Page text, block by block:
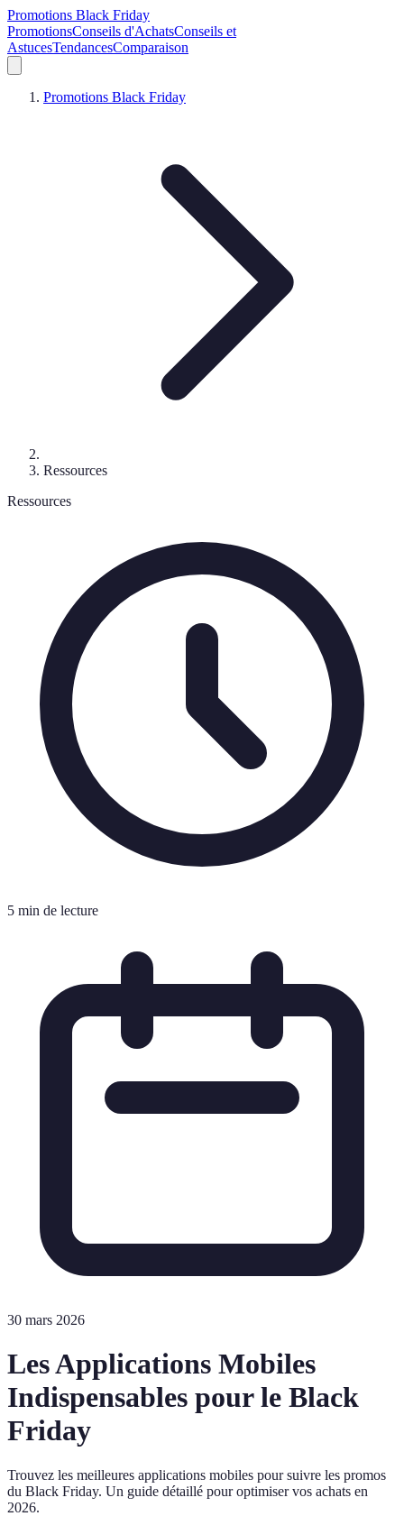
Promotions Black Friday
PromotionsConseils d'AchatsConseils et
AstucesTendancesComparaison
Promotions Black Friday
Ressources
Ressources
5 min de lecture
30 mars 2026
Les Applications Mobiles
Indispensables pour le Black
Friday
Trouvez les meilleures applications mobiles pour suivre les promos
du Black Friday. Un guide détaillé pour optimiser vos achats en
2026.